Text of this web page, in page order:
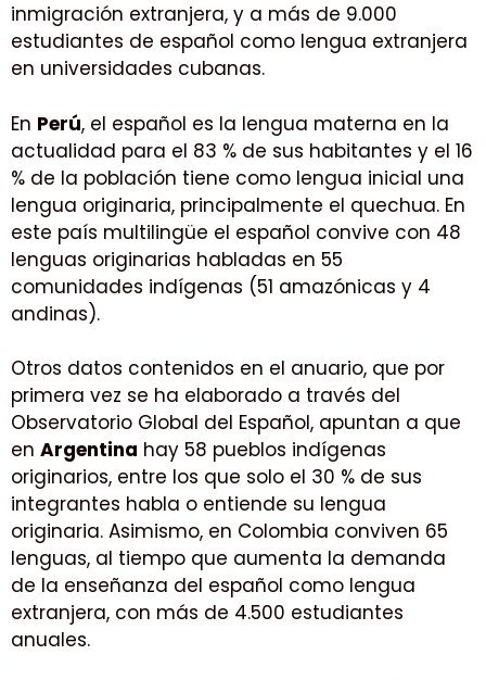
inmigración extranjera, y a más de 9.000
estudiantes de español como lengua extranjera
en universidades cubanas.
En Perú, el español es la lengua materna en la
actualidad para el 83 % de sus habitantes y el 16
% de la población tiene como lengua inicial una
lengua originaria, principalmente el quechua. En
este país multilingüe el español convive con 48
lenguas originarias habladas en 55
comunidades indígenas (51 amazónicas y 4
andinas).
Otros datos contenidos en el anuario, que por
primera vez se ha elaborado a través del
Observatorio Global del Español, apuntan a que
en Argentina hay 58 pueblos indígenas
originarios, entre los que solo el 30 % de sus
integrantes habla o entiende su lengua
originaria. Asimismo, en Colombia conviven 65
lenguas, al tiempo que aumenta la demanda
de la enseñanza del español como lengua
extranjera, con más de 4.500 estudiantes
anuales.